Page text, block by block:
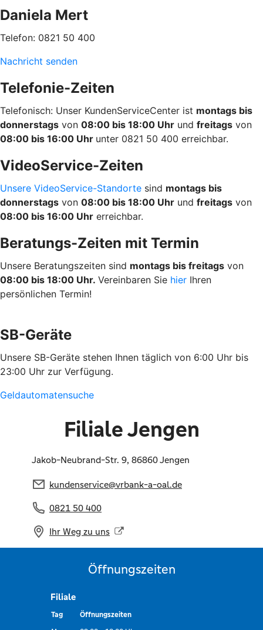
Daniela Mert
Telefon: 0821 50 400
Nachricht senden
Telefonie-Zeiten
Telefonisch: Unser KundenServiceCenter ist montags bis
donnerstags von 08:00 bis 18:00 Uhr und freitags von
08:00 bis 16:00 Uhr unter 0821 50 400 erreichbar.
VideoService-Zeiten
Unsere VideoService-Standorte sind montags bis
donnerstags von 08:00 bis 18:00 Uhr und freitags von
08:00 bis 16:00 Uhr erreichbar.
Beratungs-Zeiten mit Termin
Unsere Beratungszeiten sind montags bis freitags von
08:00 bis 18:00 Uhr. Vereinbaren Sie hier Ihren
persönlichen Termin!
SB-Geräte
Unsere SB-Geräte stehen Ihnen täglich von 6:00 Uhr bis
23:00 Uhr zur Verfügung.
Geldautomatensuche